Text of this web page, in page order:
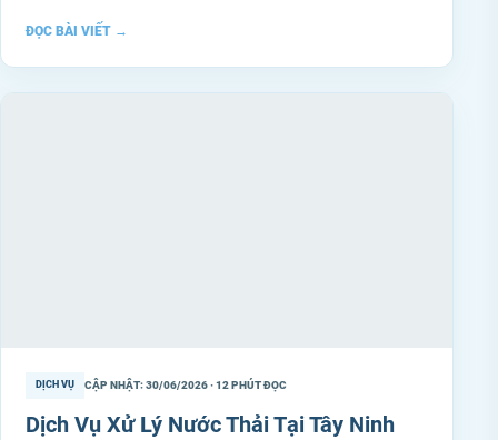
ĐỌC BÀI VIẾT →
DỊCH VỤ CẬP NHẬT: 30/06/2026 · 12 PHÚT ĐỌC
Dịch Vụ Xử Lý Nước Thải Tại Tây Ninh